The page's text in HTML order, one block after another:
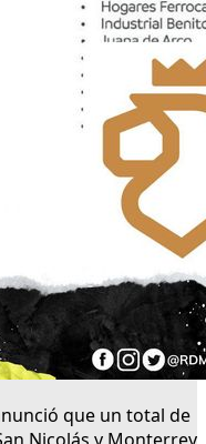
que un total de